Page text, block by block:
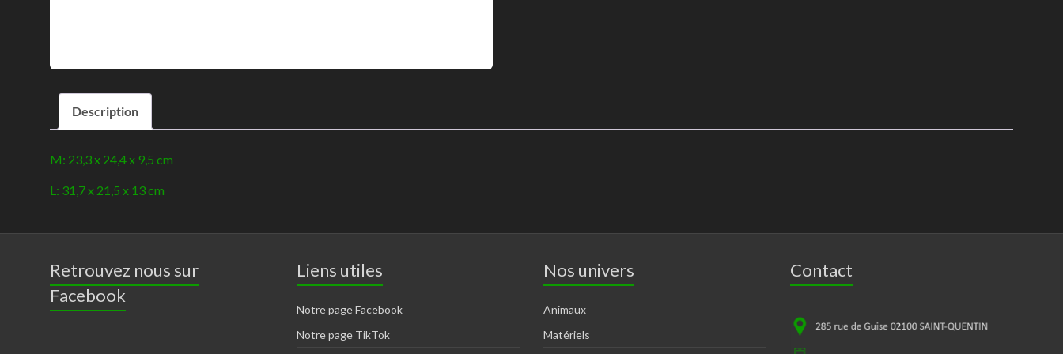
Description
M: 23,3 x 24,4 x 9,5 cm
L: 31,7 x 21,5 x 13 cm
Retrouvez nous sur
Facebook
Liens utiles
Notre page Facebook
Notre page TikTok
Nos univers
Animaux
Matériels
Contact